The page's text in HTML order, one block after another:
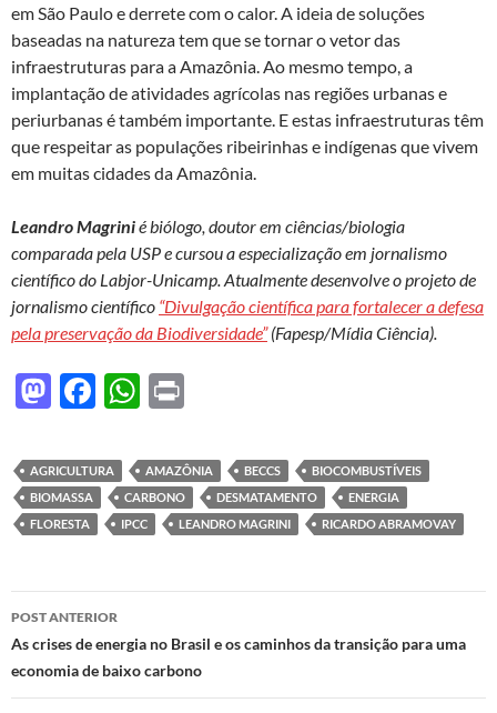
em São Paulo e derrete com o calor. A ideia de soluções
baseadas na natureza tem que se tornar o vetor das
infraestruturas para a Amazônia. Ao mesmo tempo, a
implantação de atividades agrícolas nas regiões urbanas e
periurbanas é também importante. E estas infraestruturas têm
que respeitar as populações ribeirinhas e indígenas que vivem
em muitas cidades da Amazônia.
Leandro Magrinié biólogo, doutor em ciências/biologia
comparada pela USP e cursou a especialização em jornalismo
científico do Labjor-Unicamp. Atualmente desenvolve o projeto de
jornalismo científico “Divulgação científica para fortalecer a defesa
pela preservação da Biodiversidade”(Fapesp/Mídia Ciência).
M
to
d
o
F
e
b
o
k
W
at
s
A
p
nt
AGRICULTURA AMAZÔNIA BECCS
BIOCOMBUSTÍVEIS
BIOMASSA
CARBONO DESMATAMENTO
ENERGIA
FLORESTA
IPCC LEANDRO MAGRINI RICARDO ABRAMOVAY
Navegação
de
posts
POST ANTERIOR
As crises de energia no Brasil e os caminhos da transição para uma
economia de baixo carbono